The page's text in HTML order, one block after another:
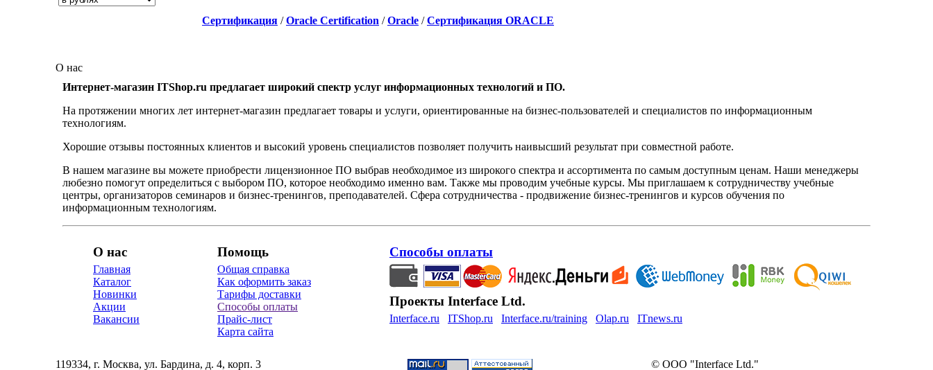
Сертификация /Oracle Certification /Oracle /Сертификация ORACLE
О нас
Интернет-магазин ITShop.ru предлагает широкий спектр услуг информационных технологий и ПО.
На протяжении многих лет интернет-магазин предлагает товары и услуги, ориентированные на бизнес-пользователей и специалистов по информационным
технологиям.
Хорошие отзывы постоянных клиентов и высокий уровень специалистов позволяет получить наивысший результат при совместной работе.
В нашем магазине вы можете приобрести лицензионное ПО выбрав необходимое из широкого спектра и ассортимента по самым доступным ценам. Наши менеджеры
любезно помогут определиться с выбором ПО, которое необходимо именно вам. Также мы проводим учебные курсы. Мы приглашаем к сотрудничеству учебные
центры, организаторов семинаров и бизнес-тренингов, преподавателей. Сфера сотрудничества - продвижение бизнес-тренингов и курсов обучения по
информационным технологиям.
О нас
Главная
Каталог
Новинки
Акции
Вакансии
Помощь
Общая справка
Как оформить заказ
Тарифы доставки
Способы оплаты
Прайс-лист
Карта сайта
Способы оплаты
Проекты Interface Ltd.
Interface.ru ITShop.ru Interface.ru/training Olap.ru ITnews.ru
119334, г. Москва, ул. Бардина, д. 4, корп. 3 © ООО "Interface Ltd."